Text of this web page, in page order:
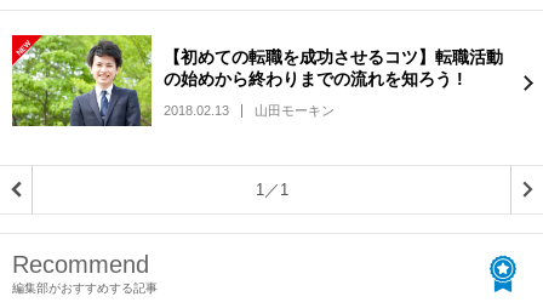
【初めての転職を成功させるコツ】転職活動
の始めから終わりまでの流れを知ろう !
2018.02.13 山田モーキン
1／1
Recommend
編集部がおすすめする記事